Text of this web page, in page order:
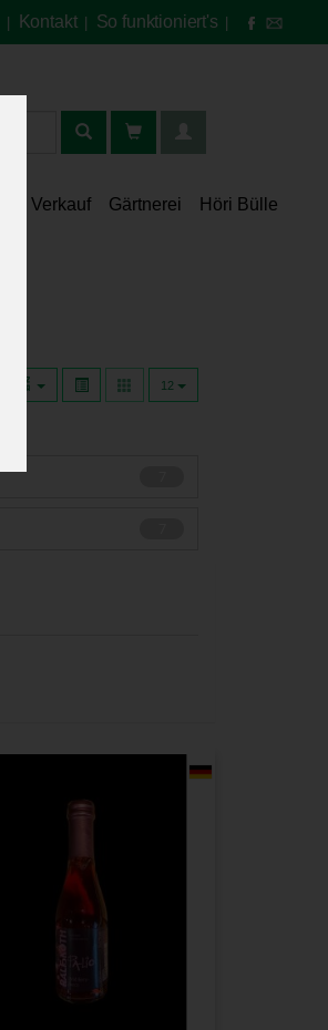
Kontakt| So funktioniert's
Verkauf Gärtnerei Höri Bülle
12